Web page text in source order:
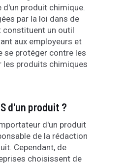
d'un produit chimique.
par la loi dans de
constituent un outil
aux employeurs et
se protéger contre les
les produits chimiques
d'un produit ?
d'un produit
de la rédaction
Cependant, de
choisissent de